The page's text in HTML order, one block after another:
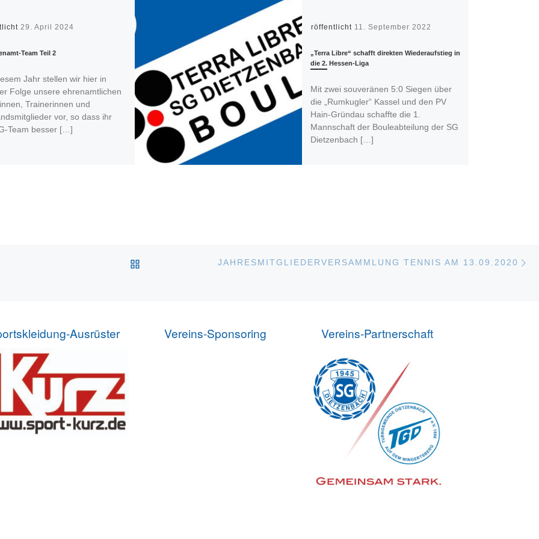
29. April 2024
Team Teil 2
Jahr stellen wir hier in
Folge unsere ehrenamtlichen
Trainerinnen und
vor, so dass ihr
Team besser […]
Veröffentlicht 11. September 2022
„Terra Libre“ schafft direkten Wiederaufstieg in
die 2. Hessen-Liga
Mit zwei souveränen 5:0 Siegen über
die „Rumkugler“ Kassel und den PV
Hain-Gründau schaffte die 1.
Mannschaft der Bouleabteilung der SG
Dietzenbach […]
ZURÜCK ZUR BEITRAGSLISTE
JAHRESMITGLIEDERVERSAMMLUNG TENNIS AM 13.09.2020
Ausrüster Vereins-Sponsoring Vereins-Partnerschaft